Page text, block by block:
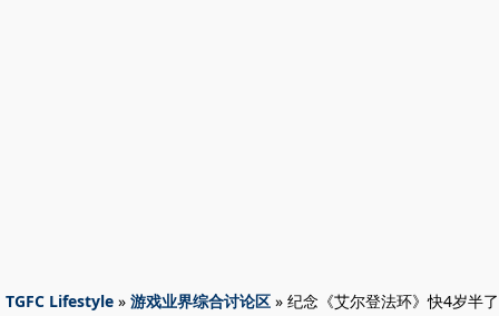
TGFC Lifestyle » 游戏业界综合讨论区 » 纪念《艾尔登法环》快4岁半了